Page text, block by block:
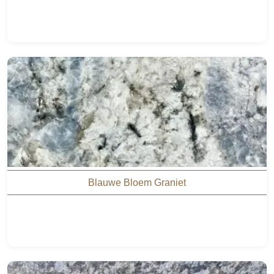
Blauwe Bloem Graniet